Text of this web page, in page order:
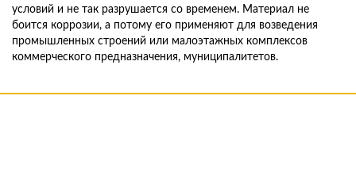
условий и не так разрушается со временем. Материал не
боится коррозии, а потому его применяют для возведения
промышленных строений или малоэтажных комплексов
коммерческого предназначения, муниципалитетов.